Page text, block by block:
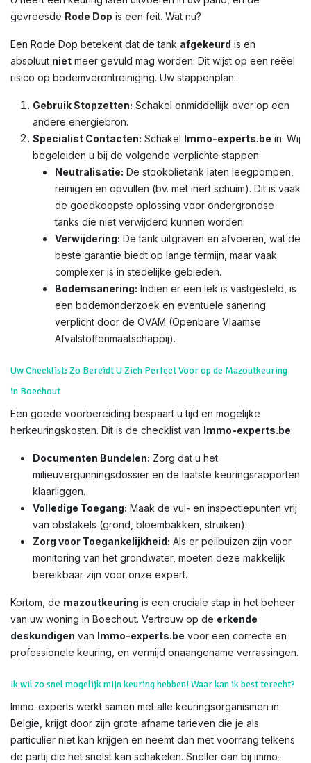
gevreesde Rode Dop is een feit. Wat nu?
Een Rode Dop betekent dat de tank afgekeurd is en
absoluut niet meer gevuld mag worden. Dit wijst op een reëel
risico op bodemverontreiniging. Uw stappenplan:
Gebruik Stopzetten: Schakel onmiddellijk over op een
andere energiebron.
Specialist Contacten: Schakel Immo-experts.be in. Wij
begeleiden u bij de volgende verplichte stappen:
Neutralisatie: De stookolietank laten leegpompen,
reinigen en opvullen (bv. met inert schuim). Dit is vaak
de goedkoopste oplossing voor ondergrondse
tanks die niet verwijderd kunnen worden.
Verwijdering: De tank uitgraven en afvoeren, wat de
beste garantie biedt op lange termijn, maar vaak
complexer is in stedelijke gebieden.
Bodemsanering: Indien er een lek is vastgesteld, is
een bodemonderzoek en eventuele sanering
verplicht door de OVAM (Openbare Vlaamse
Afvalstoffenmaatschappij).
Uw Checklist: Zo Bereidt U Zich Perfect Voor op de Mazoutkeuring
in Boechout
Een goede voorbereiding bespaart u tijd en mogelijke
herkeuringskosten. Dit is de checklist van Immo-experts.be:
Documenten Bundelen: Zorg dat u het
milieuvergunningsdossier en de laatste keuringsrapporten
klaarliggen.
Volledige Toegang: Maak de vul- en inspectiepunten vrij
van obstakels (grond, bloembakken, struiken).
Zorg voor Toegankelijkheid: Als er peilbuizen zijn voor
monitoring van het grondwater, moeten deze makkelijk
bereikbaar zijn voor onze expert.
Kortom, de mazoutkeuring is een cruciale stap in het beheer
van uw woning in Boechout. Vertrouw op de erkende
deskundigen van Immo-experts.be voor een correcte en
professionele keuring, en vermijd onaangename verrassingen.
Ik wil zo snel mogelijk mijn keuring hebben! Waar kan ik best terecht?
Immo-experts werkt samen met alle keuringsorganismen in
België, krijgt door zijn grote afname tarieven die je als
particulier niet kan krijgen en neemt dan met voorrang telkens
de partij die het snelst kan schakelen. Sneller dan bij immo-